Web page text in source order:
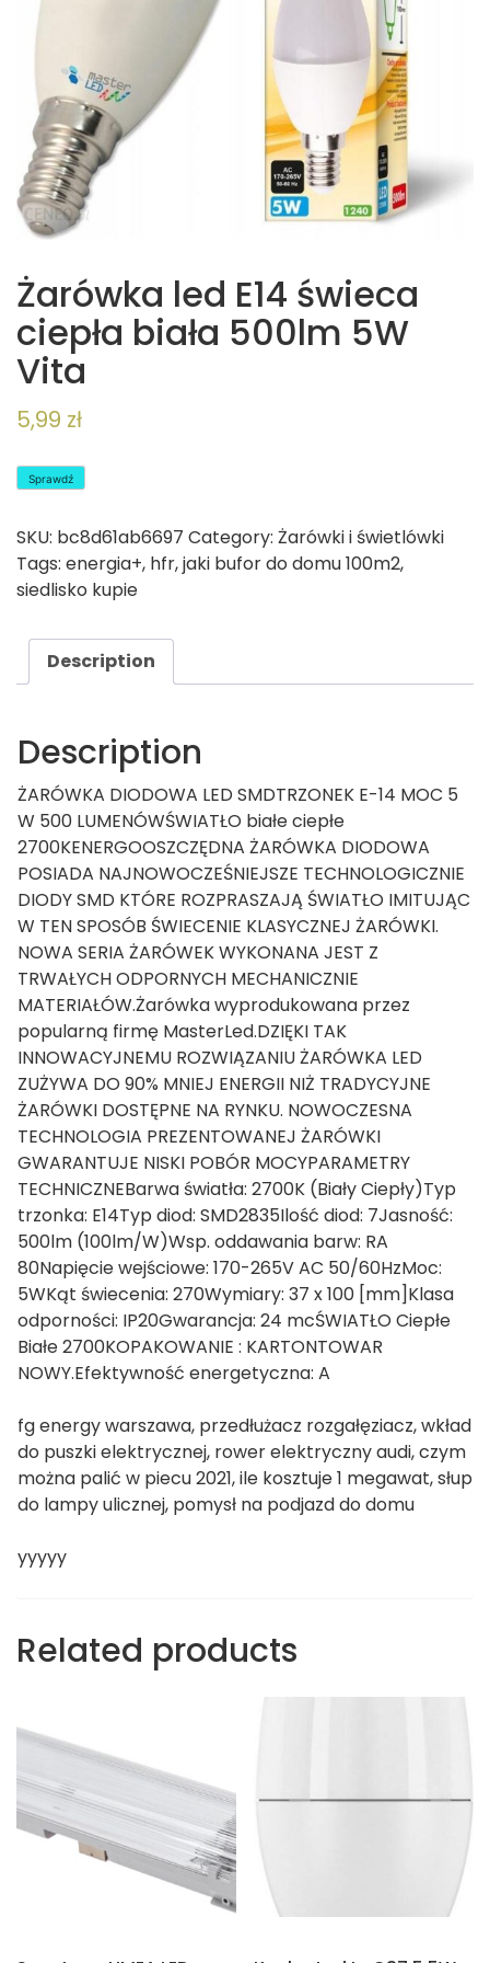
Żarówka led E14 świeca
ciepła biała 500lm 5W
Vita
5,99 zł
Sprawdź
SKU: bc8d61ab6697 Category: Żarówki i świetlówki
Tags: energia+, hfr,jaki bufor do domu 100m2,
siedlisko kupie
Description
Description
ŻARÓWKA DIODOWA LED SMDTRZONEK E-14 MOC 5
W 500 LUMENÓWŚWIATŁO białe ciepłe
2700KENERGOOSZCZĘDNA ŻARÓWKA DIODOWA
POSIADA NAJNOWOCZEŚNIEJSZE TECHNOLOGICZNIE
DIODY SMD KTÓRE ROZPRASZAJĄ ŚWIATŁO IMITUJĄC
W TEN SPOSÓB ŚWIECENIE KLASYCZNEJ ŻARÓWKI.
NOWA SERIA ŻARÓWEK WYKONANA JEST Z
TRWAŁYCH ODPORNYCH MECHANICZNIE
MATERIAŁÓW.Żarówka wyprodukowana przez
popularną firmę MasterLed.DZIĘKI TAK
INNOWACYJNEMU ROZWIĄZANIU ŻARÓWKA LED
ZUŻYWA DO 90% MNIEJ ENERGII NIŻ TRADYCYJNE
ŻARÓWKI DOSTĘPNE NA RYNKU. NOWOCZESNA
TECHNOLOGIA PREZENTOWANEJ ŻARÓWKI
GWARANTUJE NISKI POBÓR MOCYPARAMETRY
TECHNICZNEBarwa światła: 2700K (Biały Ciepły)Typ
trzonka: E14Typ diod: SMD2835Ilość diod: 7Jasność:
500lm (100lm/W)Wsp. oddawania barw: RA
80Napięcie wejściowe: 170-265V AC 50/60HzMoc:
5WKąt świecenia: 270Wymiary: 37 x 100 [mm]Klasa
odporności: IP20Gwarancja: 24 mcŚWIATŁO Ciepłe
Białe 2700KOPAKOWANIE : KARTONTOWAR
NOWY.Efektywność energetyczna: A
fg energy warszawa, przedłużacz rozgałęziacz, wkład
do puszki elektrycznej, rower elektryczny audi, czym
można palić w piecu 2021, ile kosztuje 1 megawat, słup
do lampy ulicznej, pomysł na podjazd do domu
yyyyy
Related products